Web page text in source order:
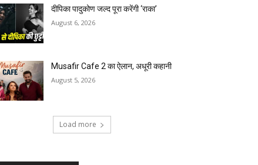
दीपिका पादुकोण जल्द पूरा करेंगी ‘राका’
August 6, 2026
Musafir Cafe 2 का ऐलान, अधूरी कहानी
August 5, 2026
Load more